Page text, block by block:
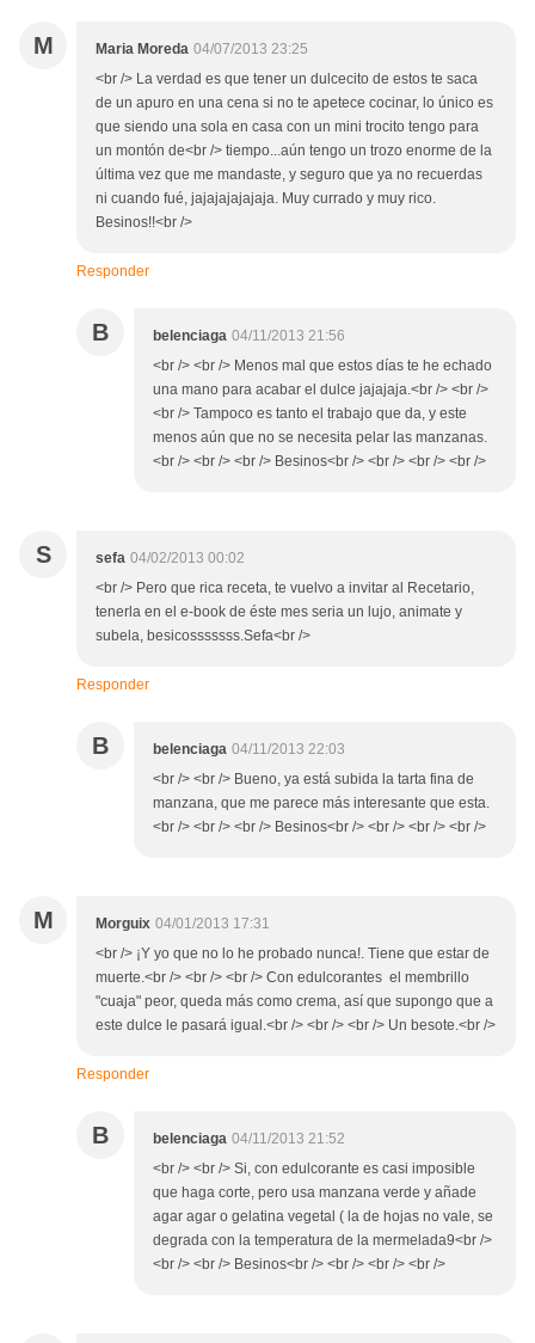
M Maria Moreda 04/07/2013 23:25
<br /> La verdad es que tener un dulcecito de estos te saca
de un apuro en una cena si no te apetece cocinar, lo único es
que siendo una sola en casa con un mini trocito tengo para
un montón de<br /> tiempo...aún tengo un trozo enorme de la
última vez que me mandaste, y seguro que ya no recuerdas
ni cuando fué, jajajajajajaja. Muy currado y muy rico.
Besinos!!<br />
Responder
B belenciaga 04/11/2013 21:56
<br /> <br /> Menos mal que estos días te he echado
una mano para acabar el dulce jajajaja.<br /> <br />
<br /> Tampoco es tanto el trabajo que da, y este
menos aún que no se necesita pelar las manzanas.
<br /> <br /> <br /> Besinos<br /> <br /> <br /> <br />
S sefa 04/02/2013 00:02
<br /> Pero que rica receta, te vuelvo a invitar al Recetario,
tenerla en el e-book de éste mes seria un lujo, animate y
subela, besicosssssss.Sefa<br />
Responder
B belenciaga 04/11/2013 22:03
<br /> <br /> Bueno, ya está subida la tarta fina de
manzana, que me parece más interesante que esta.
<br /> <br /> <br /> Besinos<br /> <br /> <br /> <br />
M Morguix 04/01/2013 17:31
<br /> ¡Y yo que no lo he probado nunca!. Tiene que estar de
muerte.<br /> <br /> <br /> Con edulcorantes el membrillo
"cuaja" peor, queda más como crema, así que supongo que a
este dulce le pasará igual.<br /> <br /> <br /> Un besote.<br />
Responder
B belenciaga 04/11/2013 21:52
<br /> <br /> Si, con edulcorante es casi imposible
que haga corte, pero usa manzana verde y añade
agar agar o gelatina vegetal ( la de hojas no vale, se
degrada con la temperatura de la mermelada9<br />
<br /> <br /> Besinos<br /> <br /> <br /> <br />